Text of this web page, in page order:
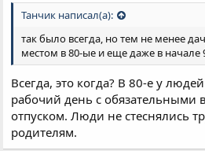
ы
л
а
Танчик написал(а):
так было всегда, но тем не менее
местом в 80-ые и еще даже в начале
Всегда, это когда? В 80-е у
рабочий день с
отпуском. Люди не стеснялись
родителям.